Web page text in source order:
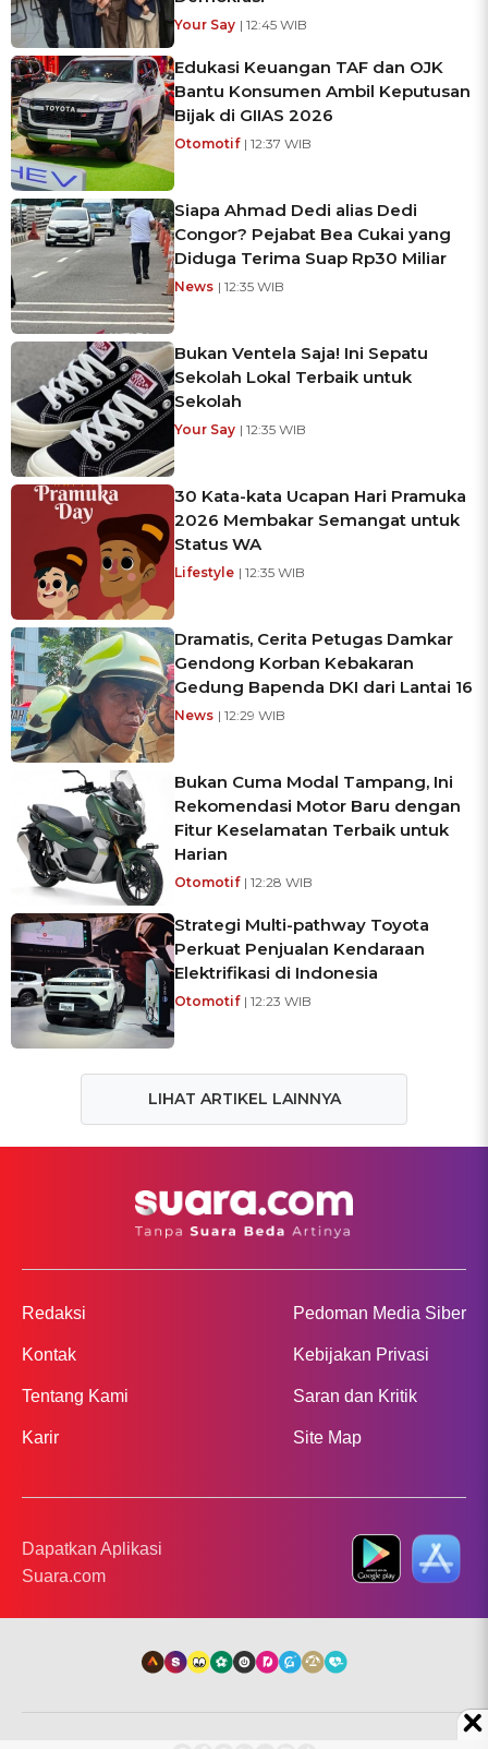
Your Say | 12:45 WIB
Edukasi Keuangan TAF dan OJK
Bantu Konsumen Ambil Keputusan
Bijak di GIIAS 2026
Otomotif | 12:37 WIB
Siapa Ahmad Dedi alias Dedi
Congor? Pejabat Bea Cukai yang
Diduga Terima Suap Rp30 Miliar
News | 12:35 WIB
Bukan Ventela Saja! Ini Sepatu
Sekolah Lokal Terbaik untuk
Sekolah
Your Say | 12:35 WIB
30 Kata-kata Ucapan Hari Pramuka
2026 Membakar Semangat untuk
Status WA
Lifestyle | 12:35 WIB
Dramatis, Cerita Petugas Damkar
Gendong Korban Kebakaran
Gedung Bapenda DKI dari Lantai 16
News | 12:29 WIB
Bukan Cuma Modal Tampang, Ini
Rekomendasi Motor Baru dengan
Fitur Keselamatan Terbaik untuk
Harian
Otomotif | 12:28 WIB
Strategi Multi-pathway Toyota
Perkuat Penjualan Kendaraan
Elektrifikasi di Indonesia
Otomotif | 12:23 WIB
LIHAT ARTIKEL LAINNYA
Redaksi
Kontak
Tentang Kami
Karir
Pedoman Media Siber
Kebijakan Privasi
Saran dan Kritik
Site Map
Dapatkan Aplikasi
Suara.com